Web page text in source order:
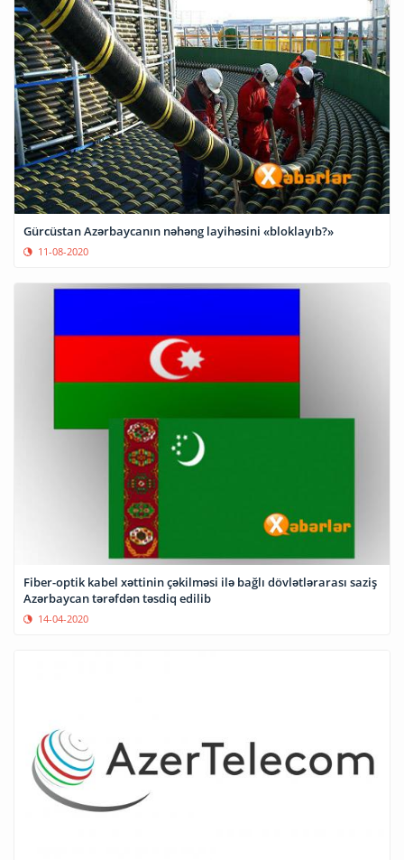
Gürcüstan Azərbaycanın nəhəng layihəsini «bloklayıb?»
11-08-2020
Fiber-optik kabel xəttinin çəkilməsi ilə bağlı dövlətlərarası saziş
Azərbaycan tərəfdən təsdiq edilib
14-04-2020